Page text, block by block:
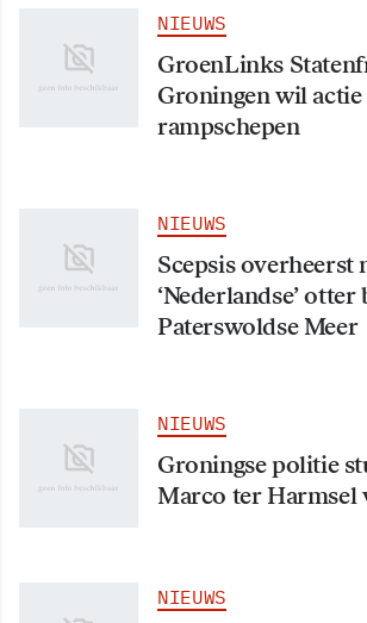
NIEUWS
GroenLinks
Groningen wil
rampschepen
NIEUWS
Scepsis overheerst
‘Nederlandse’ otter
Paterswoldse Meer
NIEUWS
Groningse politie
Marco ter Harmsel
NIEUWS